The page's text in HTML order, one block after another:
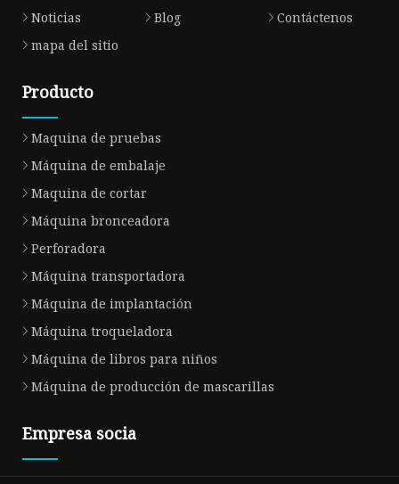
Noticias
Blog
Contáctenos
mapa del sitio
Producto
Maquina de pruebas
Máquina de embalaje
Maquina de cortar
Máquina bronceadora
Perforadora
Máquina transportadora
Máquina de implantación
Máquina troqueladora
Máquina de libros para niños
Máquina de producción de mascarillas
Empresa socia